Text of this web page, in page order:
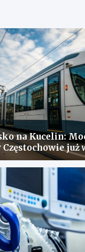
na Kucelin:
już